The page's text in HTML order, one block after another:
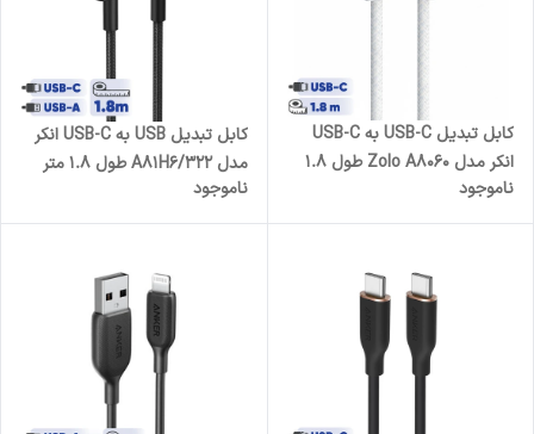
کابل تبدیل USB-C به USB-C
انکر مدل Zolo A8060 طول 1.8
متر با توان 240 وات
ناموجود
کابل تبدیل USB به USB-C انکر
مدل 322/A81H6 طول 1.8 متر
ناموجود